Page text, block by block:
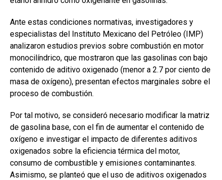
Ante estas condiciones normativas, investigadores y
especialistas del Instituto Mexicano del Petróleo (IMP)
analizaron estudios previos sobre combustión en motor
monocilíndrico, que mostraron que las gasolinas con bajo
contenido de aditivo oxigenado (menor a 2.7 por ciento de
masa de oxígeno), presentan efectos marginales sobre el
proceso de combustión.
Por tal motivo, se consideró necesario modificar la matriz
de gasolina base, con el fin de aumentar el contenido de
oxígeno e investigar el impacto de diferentes aditivos
oxigenados sobre la eficiencia térmica del motor,
consumo de combustible y emisiones contaminantes.
Asimismo, se planteó que el uso de aditivos oxigenados